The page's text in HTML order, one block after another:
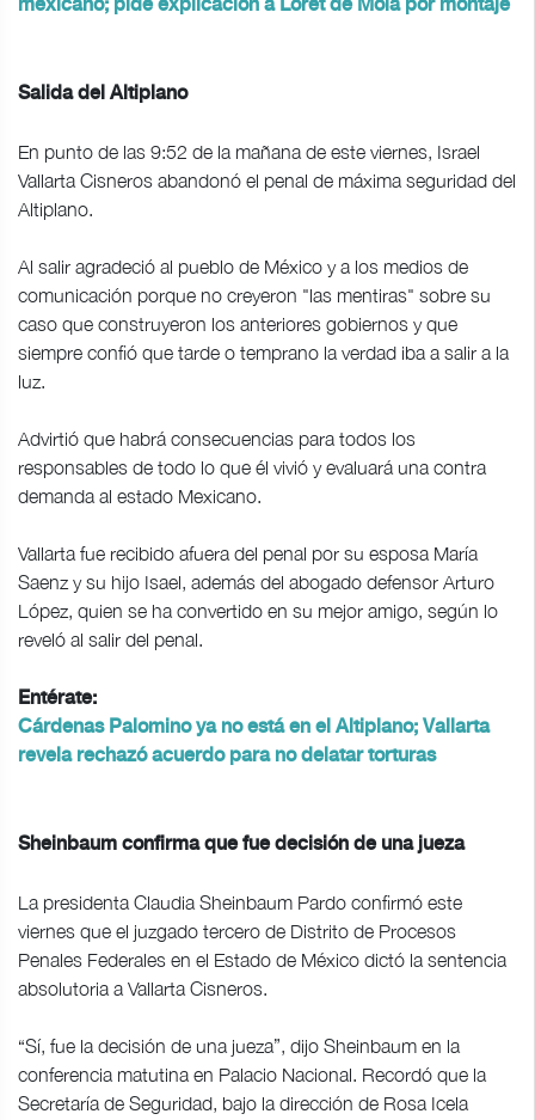
mexicano; pide explicación a Loret de Mola por montaje
Salida del Altiplano
En punto de las 9:52 de la mañana de este viernes, Israel
Vallarta Cisneros abandonó el penal de máxima seguridad del
Altiplano.
Al salir agradeció al pueblo de México y a los medios de
comunicación porque no creyeron "las mentiras" sobre su
caso que construyeron los anteriores gobiernos y que
siempre confió que tarde o temprano la verdad iba a salir a la
luz.
Advirtió que habrá consecuencias para todos los
responsables de todo lo que él vivió y evaluará una contra
demanda al estado Mexicano.
Vallarta fue recibido afuera del penal por su esposa María
Saenz y su hijo Isael, además del abogado defensor Arturo
López, quien se ha convertido en su mejor amigo, según lo
reveló al salir del penal.
Entérate:
Cárdenas Palomino ya no está en el Altiplano; Vallarta
revela rechazó acuerdo para no delatar torturas
Sheinbaum confirma que fue decisión de una jueza
La presidenta Claudia Sheinbaum Pardo confirmó este
viernes que el juzgado tercero de Distrito de Procesos
Penales Federales en el Estado de México dictó la sentencia
absolutoria a Vallarta Cisneros.
“Sí, fue la decisión de una jueza”, dijo Sheinbaum en la
conferencia matutina en Palacio Nacional. Recordó que la
Secretaría de Seguridad, bajo la dirección de Rosa Icela